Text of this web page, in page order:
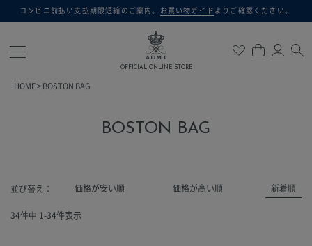
コンビニ前払い支払期限短縮のご案内。 お買い物ガイド よりご確認ください。
OFFICIAL ONLINE STORE
検索
HOME BOSTON BAG
BOSTON BAG
並び替え 価格が安い順 価格が高い順 新着順
34件中 1-34件表示